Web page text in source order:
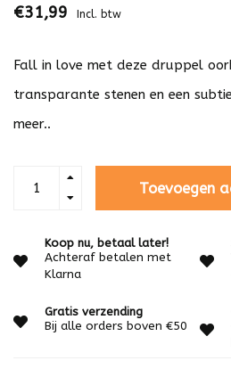
€31,99 Incl. btw
Fall in love met deze druppel
transparante stenen en een
meer..
Toevoegen
Koop nu, betaal later!
Achteraf betalen met
Klarna
Gratis verzending
Bij alle orders boven €50